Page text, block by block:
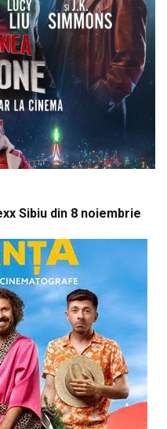
Sibiu din 8 noiembrie